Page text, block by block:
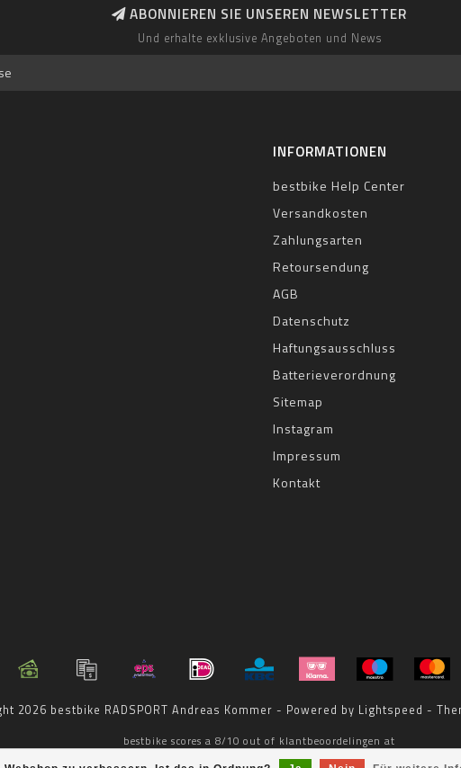
ABONNIEREN SIE UNSEREN NEWSLETTER
Und erhalte exklusive Angeboten und News
INFORMATIONEN
bestbike Help Center
Versandkosten
Zahlungsarten
Retoursendung
AGB
Datenschutz
Haftungsausschluss
Batterieverordnung
Sitemap
Instagram
Impressum
Kontakt
2026 bestbike RADSPORT Andreas Kommer - Powered by Lightspeed -
bestbike scores a 8/10 out of klantbeoordelingen at